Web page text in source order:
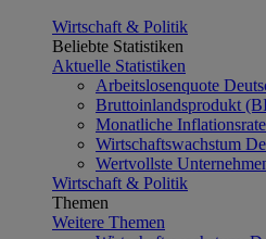
Wirtschaft & Politik
Beliebte Statistiken
Aktuelle Statistiken
Arbeitslosenquote
Bruttoinlandsprodukt
Monatliche
Wirtschaftswachstum
Wertvollste
Wirtschaft & Politik
Themen
Weitere Themen